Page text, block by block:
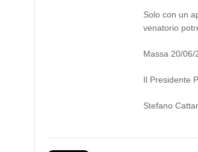
Solo con un
venatorio
Massa 20/06/
Il Presidente
Stefano